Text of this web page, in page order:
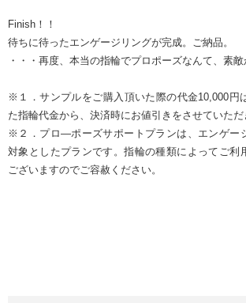
Finish！！
待ちに待ったエンゲージリングが完成。ご納品。
・・・再度、本当の指輪でプロポーズなんて、素敵
※１．サンプルをご購入頂いた際の代金10,000円
た指輪代金から、決済時にお値引きをさせていただ
※２．プロ―ポーズサポートプランは、エンゲー
対象としたプランです。指輪の種類によってご利
ございますのでご容赦ください。